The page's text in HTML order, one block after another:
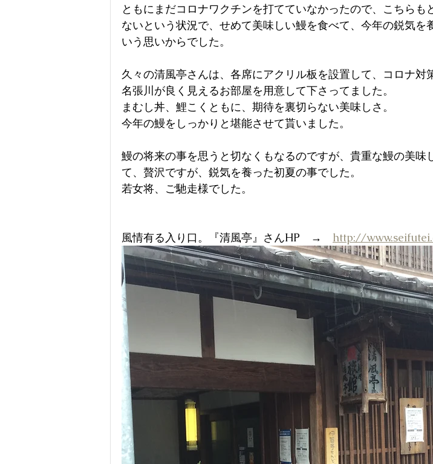
ともにまだコロナワクチンを打てていなかったので、こちらも
ないという状況で、せめて美味しい鰻を食べて、今年の鋭気を
いう思いからでした。
久々の清風亭さんは、各席にアクリル板を設置して、コロナ対
名張川が良く見えるお部屋を用意して下さってました。
まむし丼、鯉こくともに、期待を裏切らない美味しさ。
今年の鰻をしっかりと堪能させて貰いました。
鰻の将来の事を思うと切なくもなるのですが、貴重な鰻の美味
て、贅沢ですが、鋭気を養った初夏の事でした。
若女将、ご馳走様でした。
風情有る入り口。『清風亭』さんHP　→ http://